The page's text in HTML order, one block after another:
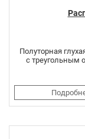
Полуторная
с треугольным